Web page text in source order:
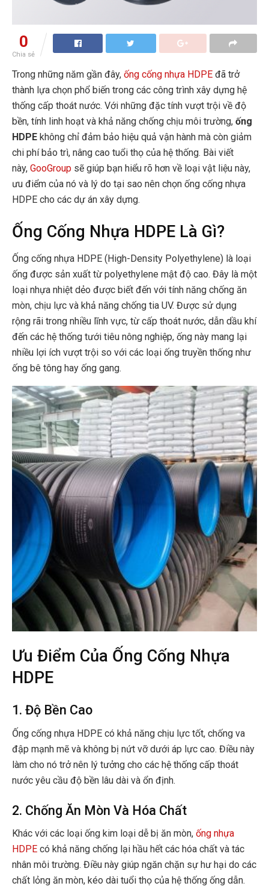
0
Chia sẻ
Trong những năm gần đây, ống cống nhựa HDPE đã trở
thành lựa chọn phổ biến trong các công trình xây dựng hệ
thống cấp thoát nước. Với những đặc tính vượt trội về độ
bền, tính linh hoạt và khả năng chống chịu môi trường, ống
HDPE không chỉ đảm bảo hiệu quả vận hành mà còn giảm
chi phí bảo trì, nâng cao tuổi thọ của hệ thống. Bài viết
này, GooGroup sẽ giúp bạn hiểu rõ hơn về loại vật liệu này,
ưu điểm của nó và lý do tại sao nên chọn ống cống nhựa
HDPE cho các dự án xây dựng.
Ống Cống Nhựa HDPE Là Gì?
Ống cống nhựa HDPE (High-Density Polyethylene) là loại
ống được sản xuất từ polyethylene mật độ cao. Đây là một
loại nhựa nhiệt dẻo được biết đến với tính năng chống ăn
mòn, chịu lực và khả năng chống tia UV. Được sử dụng
rộng rãi trong nhiều lĩnh vực, từ cấp thoát nước, dẫn dầu khí
đến các hệ thống tưới tiêu nông nghiệp, ống này mang lại
nhiều lợi ích vượt trội so với các loại ống truyền thống như
ống bê tông hay ống gang.
Ưu Điểm Của Ống Cống Nhựa
HDPE
1. Độ Bền Cao
Ống cống nhựa HDPE có khả năng chịu lực tốt, chống va
đập mạnh mẽ và không bị nứt vỡ dưới áp lực cao. Điều này
làm cho nó trở nên lý tưởng cho các hệ thống cấp thoát
nước yêu cầu độ bền lâu dài và ổn định.
2. Chống Ăn Mòn Và Hóa Chất
Khác với các loại ống kim loại dễ bị ăn mòn, ống nhựa
HDPE có khả năng chống lại hầu hết các hóa chất và tác
nhân môi trường. Điều này giúp ngăn chặn sự hư hại do các
chất lỏng ăn mòn, kéo dài tuổi thọ của hệ thống ống dẫn.